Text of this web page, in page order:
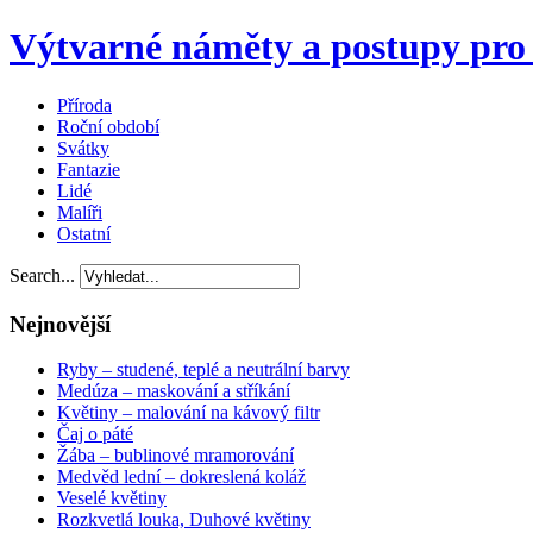
Výtvarné náměty a postupy
Příroda
Roční období
Svátky
Fantazie
Lidé
Malíři
Ostatní
Search...
Nejnovější
Ryby – studené, teplé a neutrální barvy
Medúza – maskování a stříkání
Květiny – malování na kávový filtr
Čaj o páté
Žába – bublinové mramorování
Medvěd lední – dokreslená koláž
Veselé květiny
Rozkvetlá louka, Duhové květiny